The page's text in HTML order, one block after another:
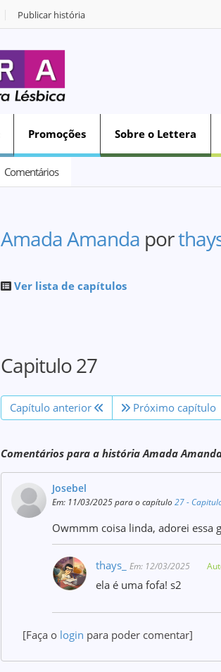
Publicar história
Promoções Sobre o Lettera
Comentários
Amada Amanda por
Ver lista de capítulos
Capitulo 27
Capítulo anterior Próximo capítulo
Comentários para a história Amada
Josebel
Em: 11/03/2025 para o capítulo27 -
Owmmm coisa linda, adorei essa
thays_ Em: 12/03/2025
ela é uma fofa! s2
[Faça o login para poder comentar]